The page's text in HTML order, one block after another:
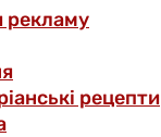
рекламу
рецепти